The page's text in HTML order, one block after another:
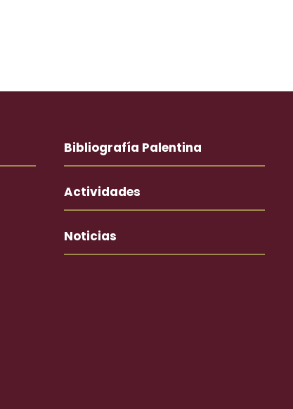
Bibliografía Palentina
Actividades
Noticias